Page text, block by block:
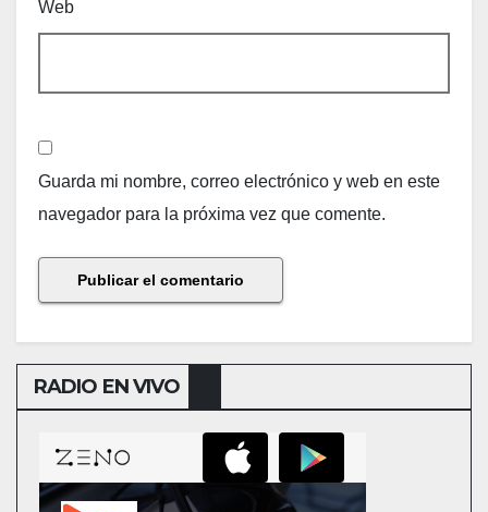
Web
Guarda mi nombre, correo electrónico y web en este
navegador para la próxima vez que comente.
RADIO EN VIVO